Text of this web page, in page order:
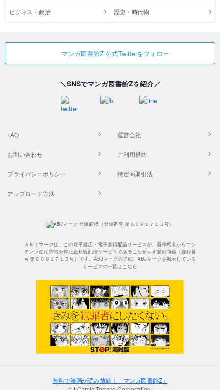
ビジネス・政治 歴史・時代物
マンガ図書館Z 公式Twitterをフォロー
＼SNSでマンガ図書館Zを紹介／
FAQ 運営会社
お問い合わせ ご利用規約
プライバシーポリシー 特定商取引法
アップロード方法
ＡＢＪマークは、この電子書店・電子書籍配信サービスが、著作権者からコン
テンツ使用許諾を得た正規版配信サービスであることを示す登録商標（登録番
号 第６０９１７１３号）です。ABJマークの詳細、ABJマークを掲示している
サービスの一覧はこちら
無料で漫画が読み放題！「マンガ図書館Z」